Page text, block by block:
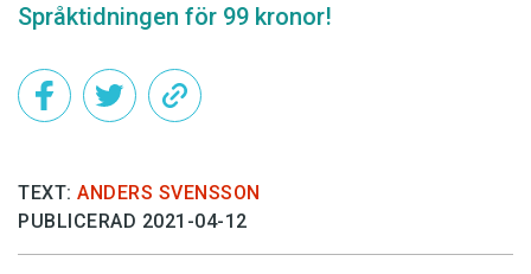
Språktidningen för 99 kronor!
TEXT: ANDERS SVENSSON
PUBLICERAD 2021-04-12